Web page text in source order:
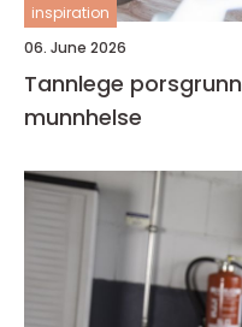
inspiration
06. June 2026
Tannlege porsgrunn trygge valg for sunn
munnhelse